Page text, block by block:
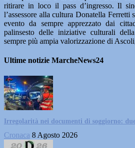
ritirare in loco il pass d’ingresso. Il
l’assessore alla cultura Donatella
evento da sempre apprezzato dai
palinsesto delle iniziative culturali
sempre più ampia valorizzazione di
Ultime notizie MarcheNews24
Irregolarità nei documenti di soggiorno:
Cronaca 8 Agosto 2026